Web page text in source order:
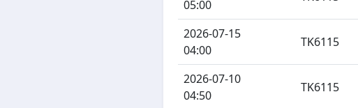
05:00
2026-07-15
04:00
TK6115
2026-07-10
04:50
TK6115